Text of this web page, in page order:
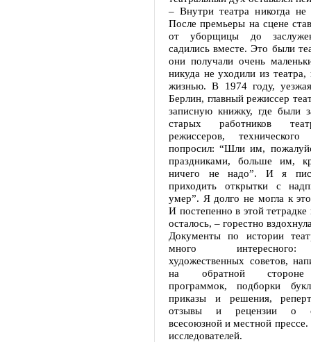
– Внутри театра никогда не
После премьеры на сцене
от уборщицы до
садились вместе. Это были
они получали очень
никуда не уходили из
жизнью. В 1974 году,
Берлин, главный режиссер
записную книжку, где были
старых работников
режиссеров,
попросил: “Шли им,
праздниками, больше им,
ничего не надо”. И я
приходить открытки с
умер”. Я долго не могла к
И постепенно в этой тетрадке
осталось, – горестно
Документы по истории
много интересного:
художественных советов,
на обратной стороне
программок, подборки
приказы и решения,
отзывы и рецензии о
всесоюзной и местной
исследователей.